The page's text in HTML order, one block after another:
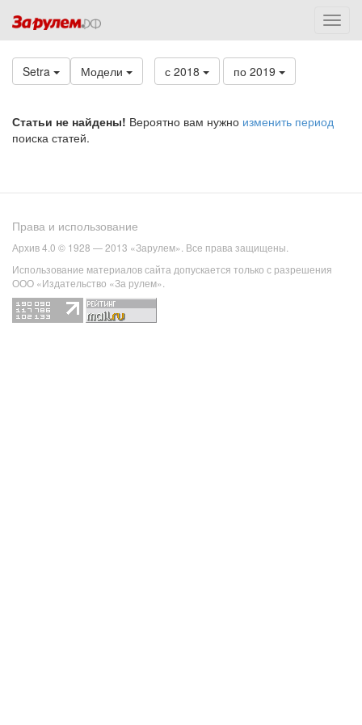
Setra Модели с 2018 по 2019
Статьи не найдены! Вероятно вам нужно изменить период
поиска статей.
Права и использование
Архив 4.0 © 1928 — 2013 «Зарулем». Все права защищены.
Использование материалов сайта допускается только с разрешения
ООО «Издательство «За рулем».